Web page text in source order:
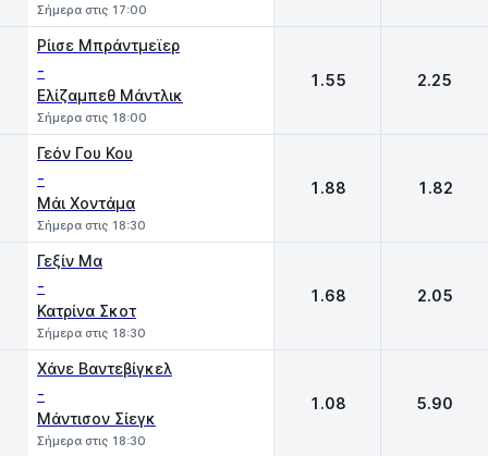
Σήμερα στις 17:00
Ρίισε Μπράντμεϊερ
-
Ελίζαμπεθ Μάντλικ
Σήμερα στις 18:00
1.55 2.25
Γεόν Γου Κου
-
Μάι Χοντάμα
Σήμερα στις 18:30
1.88 1.82
Γεξίν Μα
-
Κατρίνα Σκοτ
Σήμερα στις 18:30
1.68 2.05
Χάνε Βαντεβίγκελ
-
Μάντισον Σίεγκ
Σήμερα στις 18:30
1.08 5.90